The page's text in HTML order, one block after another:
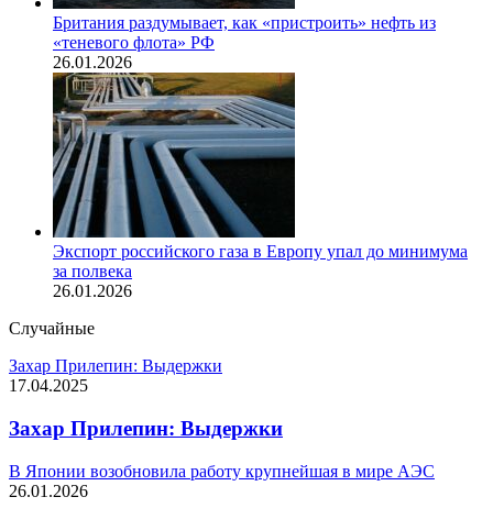
Британия раздумывает, как «пристроить» нефть из
«теневого флота» РФ
26.01.2026
Экспорт российского газа в Европу упал до минимума
за полвека
26.01.2026
Случайные
Захар Прилепин: Выдержки
17.04.2025
Захар Прилепин: Выдержки
В Японии возобновила работу крупнейшая в мире АЭС
26.01.2026